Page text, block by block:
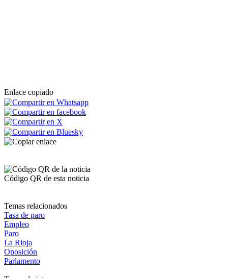
Enlace copiado
Código QR de esta noticia
Temas relacionados
Tasa de paro
Empleo
Paro
La Rioja
Oposición
Parlamento